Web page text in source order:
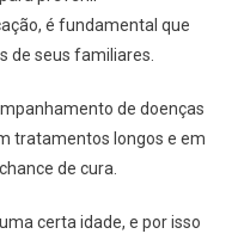
é fundamental que
de seus familiares.
de doenças
tratamentos longos e em
de cura.
certa idade, e por isso